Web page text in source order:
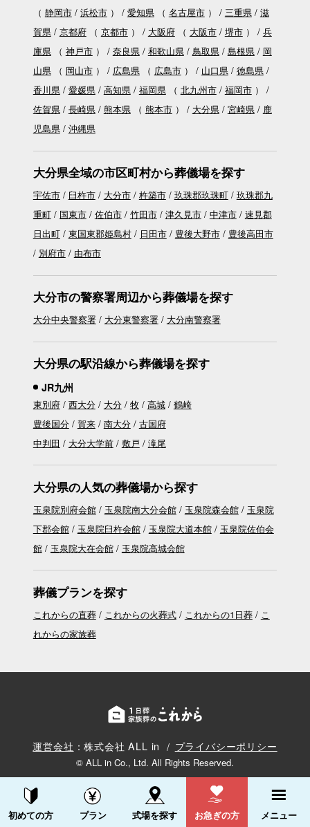
（ 静岡市 浜松市） 愛知県（ 名古屋市） 三重県
滋
賀県
京都府（ 京都市） 大阪府（ 大阪市 堺市）
兵
庫県（ 神戸市） 奈良県 和歌山県 鳥取県 島根県
岡
山県（ 岡山市） 広島県（ 広島市） 山口県
徳島県
香川県
愛媛県 高知県 福岡県（ 北九州市 福岡市）
佐賀県
長崎県 熊本県（ 熊本市） 大分県 宮崎県
鹿
児島県
沖縄県
大分県全域の市区町村から葬儀場を探す
宇佐市 臼杵市 大分市 杵築市 玖珠郡玖珠町
玖珠郡九
重町
国東市 佐伯市 竹田市 津久見市 中津市
速見郡
日出町
東国東郡姫島村 日田市 豊後大野市
豊後高田市
別府市
由布市
大分市の警察署周辺から葬儀場を探す
大分中央警察署 大分東警察署 大分南警察署
大分県の駅沿線から葬儀場を探す
JR九州
東別府 西大分 大分 牧 高城
鶴崎
豊後国分
賀来 南大分
古国府
中判田
大分大学前 敷戸 滝尾
大分県の人気の葬儀場から探す
玉泉院別府会館 玉泉院南大分会館 玉泉院森会館
玉泉院
下郡会館
玉泉院臼杵会館 玉泉院大道本館
玉泉院佐伯会
館
玉泉院大在会館 玉泉院高城会館
葬儀プランを探す
これからの直葬 これからの火葬式 これからの1日葬
こ
れからの家族葬
運営会社 ：株式会社 ALL in プライバシーポリシー
© ALL in Co., Ltd. All Rights Reserved.
資料請求する 電話をかける
初めての方 プラン 式場を探す お急ぎの方 メニュー